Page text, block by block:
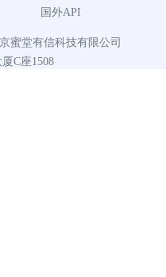
国外API
蜜堂有信科技有限公司
C座1508